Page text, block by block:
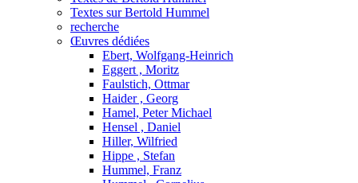
Textes sur Bertold Hummel
recherche
Œuvres dédiées
Ebert, Wolfgang-Heinrich
Eggert , Moritz
Faulstich, Ottmar
Haider , Georg
Hamel, Peter Michael
Hensel , Daniel
Hiller, Wilfried
Hippe , Stefan
Hummel, Franz